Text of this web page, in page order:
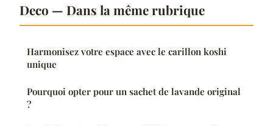
Deco — Dans la même rubrique
Harmonisez votre espace avec le carillon koshi
unique
Pourquoi opter pour un sachet de lavande original
?